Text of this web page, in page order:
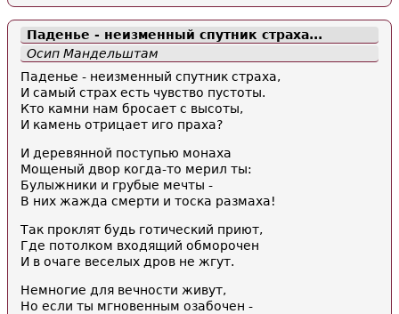
Паденье - неизменный спутник страха...
Осип Мандельштам
Паденье - неизменный спутник страха,
И самый страх есть чувство пустоты.
Кто камни нам бросает с высоты,
И камень отрицает иго праха?
И деревянной поступью монаха
Мощеный двор когда-то мерил ты:
Булыжники и грубые мечты -
В них жажда смерти и тоска размаха!
Так проклят будь готический приют,
Где потолком входящий обморочен
И в очаге веселых дров не жгут.
Немногие для вечности живут,
Но если ты мгновенным озабочен -